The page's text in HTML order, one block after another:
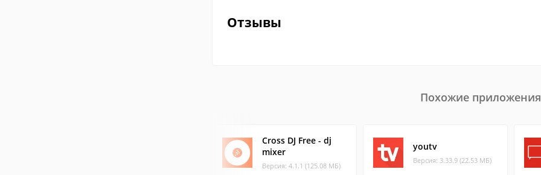
Отзывы
Похожие приложения
Cross DJ Free - dj
mixer
Версия: 4.1.1 (125.08 МБ)
youtv
Версия: 3.33.9 (22.53 МБ)